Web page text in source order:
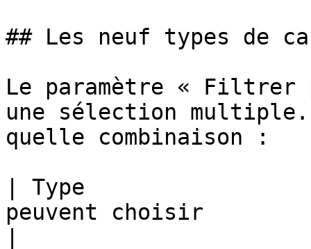
## Les neuf types de
Le paramètre « Filtrer
une sélection multiple.
quelle combinaison :
| Type                 |
peuvent choisir